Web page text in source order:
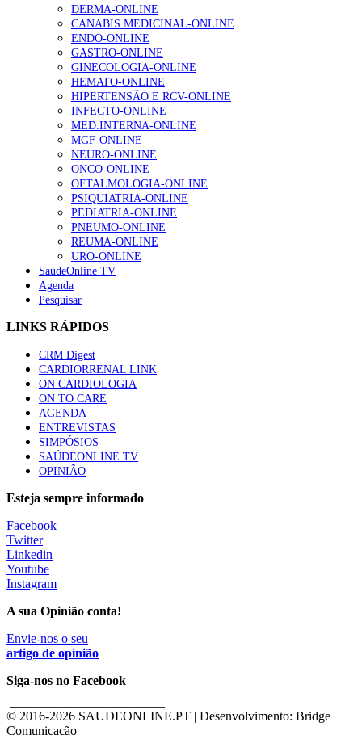
DERMA-ONLINE
CANABIS MEDICINAL-ONLINE
ENDO-ONLINE
GASTRO-ONLINE
GINECOLOGIA-ONLINE
HEMATO-ONLINE
HIPERTENSÃO E RCV-ONLINE
INFECTO-ONLINE
MED.INTERNA-ONLINE
MGF-ONLINE
NEURO-ONLINE
ONCO-ONLINE
OFTALMOLOGIA-ONLINE
PSIQUIATRIA-ONLINE
PEDIATRIA-ONLINE
PNEUMO-ONLINE
REUMA-ONLINE
URO-ONLINE
SaúdeOnline TV
Agenda
Pesquisar
LINKS RÁPIDOS
CRM Digest
CARDIORRENAL LINK
ON CARDIOLOGIA
ON TO CARE
AGENDA
ENTREVISTAS
SIMPÓSIOS
SAÚDEONLINE.TV
OPINIÃO
Esteja sempre informado
Facebook
Twitter
Linkedin
Youtube
Instagram
A sua Opinião conta!
Envie-nos o seu
artigo de opinião
Siga-nos no Facebook
© 2016-2026 SAUDEONLINE.PT | Desenvolvimento: Bridge
Comunicação